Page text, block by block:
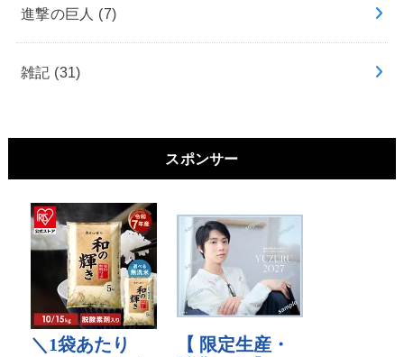
進撃の巨人 (7)
雑記 (31)
スポンサー